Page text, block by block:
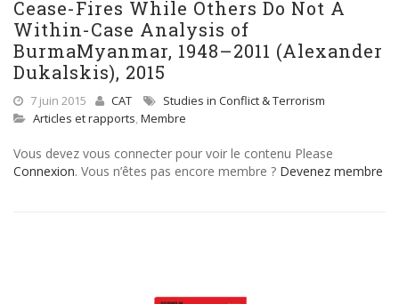
Cease-Fires While Others Do Not A
Within-Case Analysis of
BurmaMyanmar, 1948–2011 (Alexander
Dukalskis), 2015
7 juin 2015 CAT
Studies in Conflict & Terrorism
Articles et rapports, Membre
Vous devez vous connecter pour voir le contenu Please
Connexion. Vous n’êtes pas encore membre ? Devenez membre